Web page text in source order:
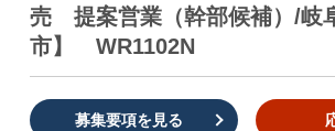
売 提案営業（幹部候補）/岐
市】 WR1102N
募集要項を見る